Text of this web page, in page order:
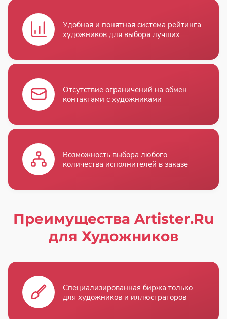
Удобная и понятная система рейтинга
художников для выбора лучших
Отсутствие ограничений на обмен
контактами с художниками
Возможность выбора любого
количества исполнителей в заказе
Преимущества Artister.Ru
для Художников
Специализированная биржа только
для художников и иллюстраторов